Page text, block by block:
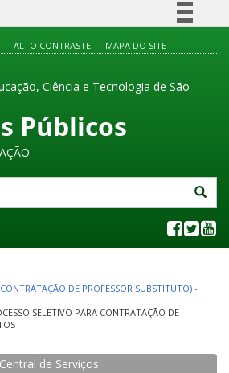
Participe
Legislação
ALTO CONTRASTE MAPA DO SITE
Ciência e Tecnologia de São
Públicos
DE PROFESSOR SUBSTITUTO) -
SELETIVO PARA CONTRATAÇÃO DE
Central de Serviços